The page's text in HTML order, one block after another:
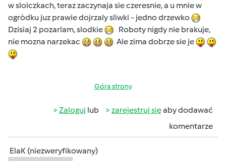
w sloiczkach, teraz zaczynaja sie czeresnie, a u mnie w
ogròdku juz prawie dojrzaly sliwki - jedno drzewko
Dzisiaj 2 pozarlam, slodkie
Roboty nigdy nie brakuje,
nie mozna narzekac
Ale zima dobrze sie je
Góra strony
Zaloguj lub zarejestruj sięaby dodawać
komentarze
ElaK (niezweryfikowany)